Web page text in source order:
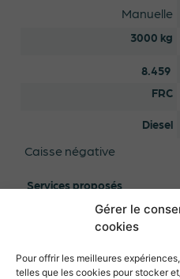
Gérer le
cookies
Pour offrir les meilleures
telles que les cookies pour stocker
Manuelle
3000 kg
8.459
FRC
Diesel
Caisse négative
Services proposés